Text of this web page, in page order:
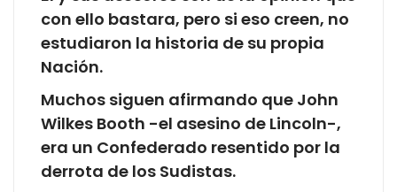
con ello bastara, pero si eso creen, no
estudiaron la historia de su propia
Nación.
Muchos siguen afirmando que John
Wilkes Booth -el asesino de Lincoln-,
era un Confederado resentido por la
derrota de los Sudistas.